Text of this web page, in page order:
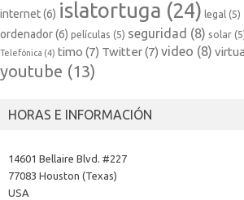
internet(6) islatortuga (24) legal (5)
ordenador(6) películas (5) seguridad (8) solar
Telefónica (4) timo (7) Twitter(7) video (8)
youtube (13)
HORAS E INFORMACIÓN
14601 Bellaire Blvd. #227
77083 Houston (Texas)
USA